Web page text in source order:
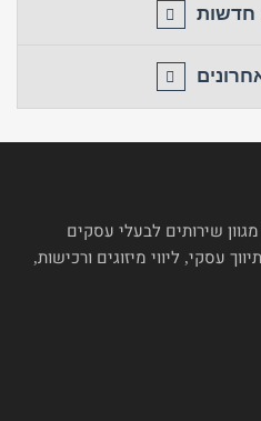
חדשות
שירותים לבעלי עסקים
עסקי, ליווי מיזוגים ורכישות,